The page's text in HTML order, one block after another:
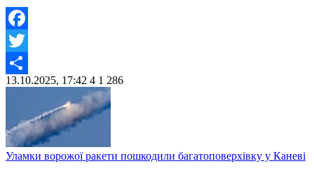
Facebook
Twitter
Share
13.10.2025, 17:42 4 1 286
Уламки ворожої ракети пошкодили багатоповерхівку у Каневі